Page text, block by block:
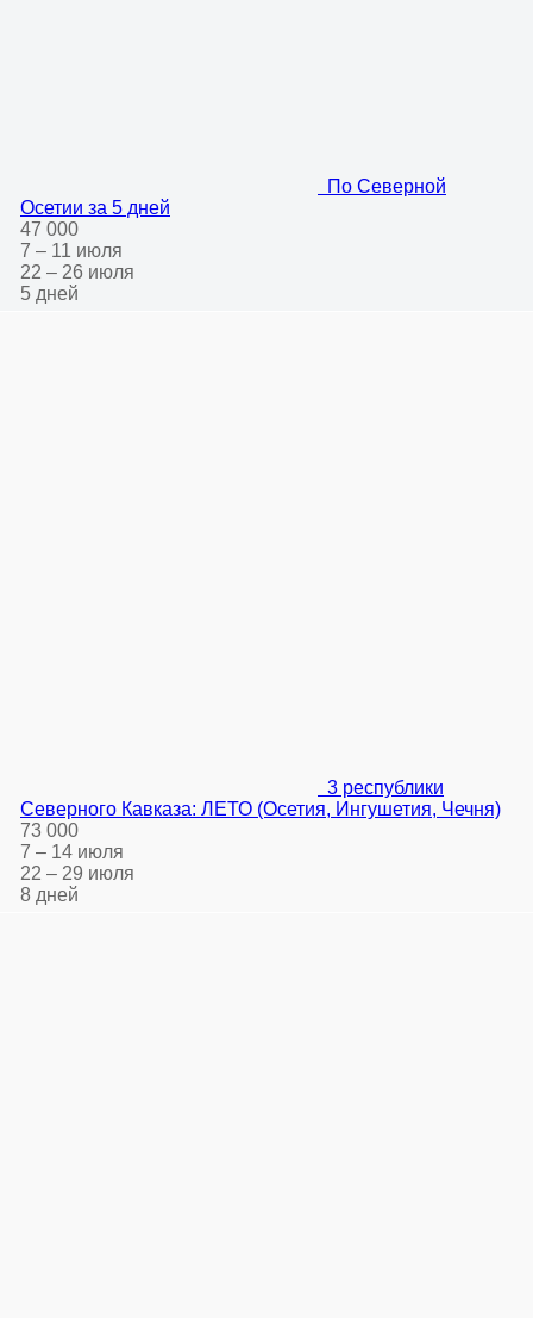
По Северной
Осетии за 5 дней
47 000
7 – 11 июля
22 – 26 июля
5 дней
3 республики
Северного Кавказа: ЛЕТО (Осетия, Ингушетия, Чечня)
73 000
7 – 14 июля
22 – 29 июля
8 дней